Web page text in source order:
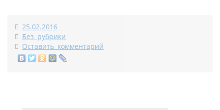
25.02.2016
Без рубрики
Оставить комментарий